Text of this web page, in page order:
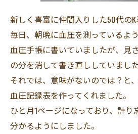
新しく喜富に仲間入りした50代のK
毎日、朝晩に血圧を測っているよ
血圧手帳に書いていましたが、見
の分を消して書き直ししていまし
それでは、意味がないのでは？と
血圧記録表を作ってくれました。
ひと月1ページになっており、計
分かるようにしました。